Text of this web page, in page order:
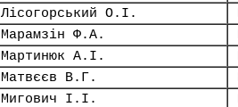
Лісогорський О.І.
Марамзін Ф.А.
Мартинюк А.І.
Матвєєв В.Г.
Мигович І.І.